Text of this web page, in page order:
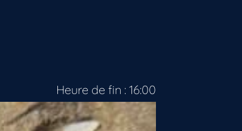
Heure de fin : 16:00